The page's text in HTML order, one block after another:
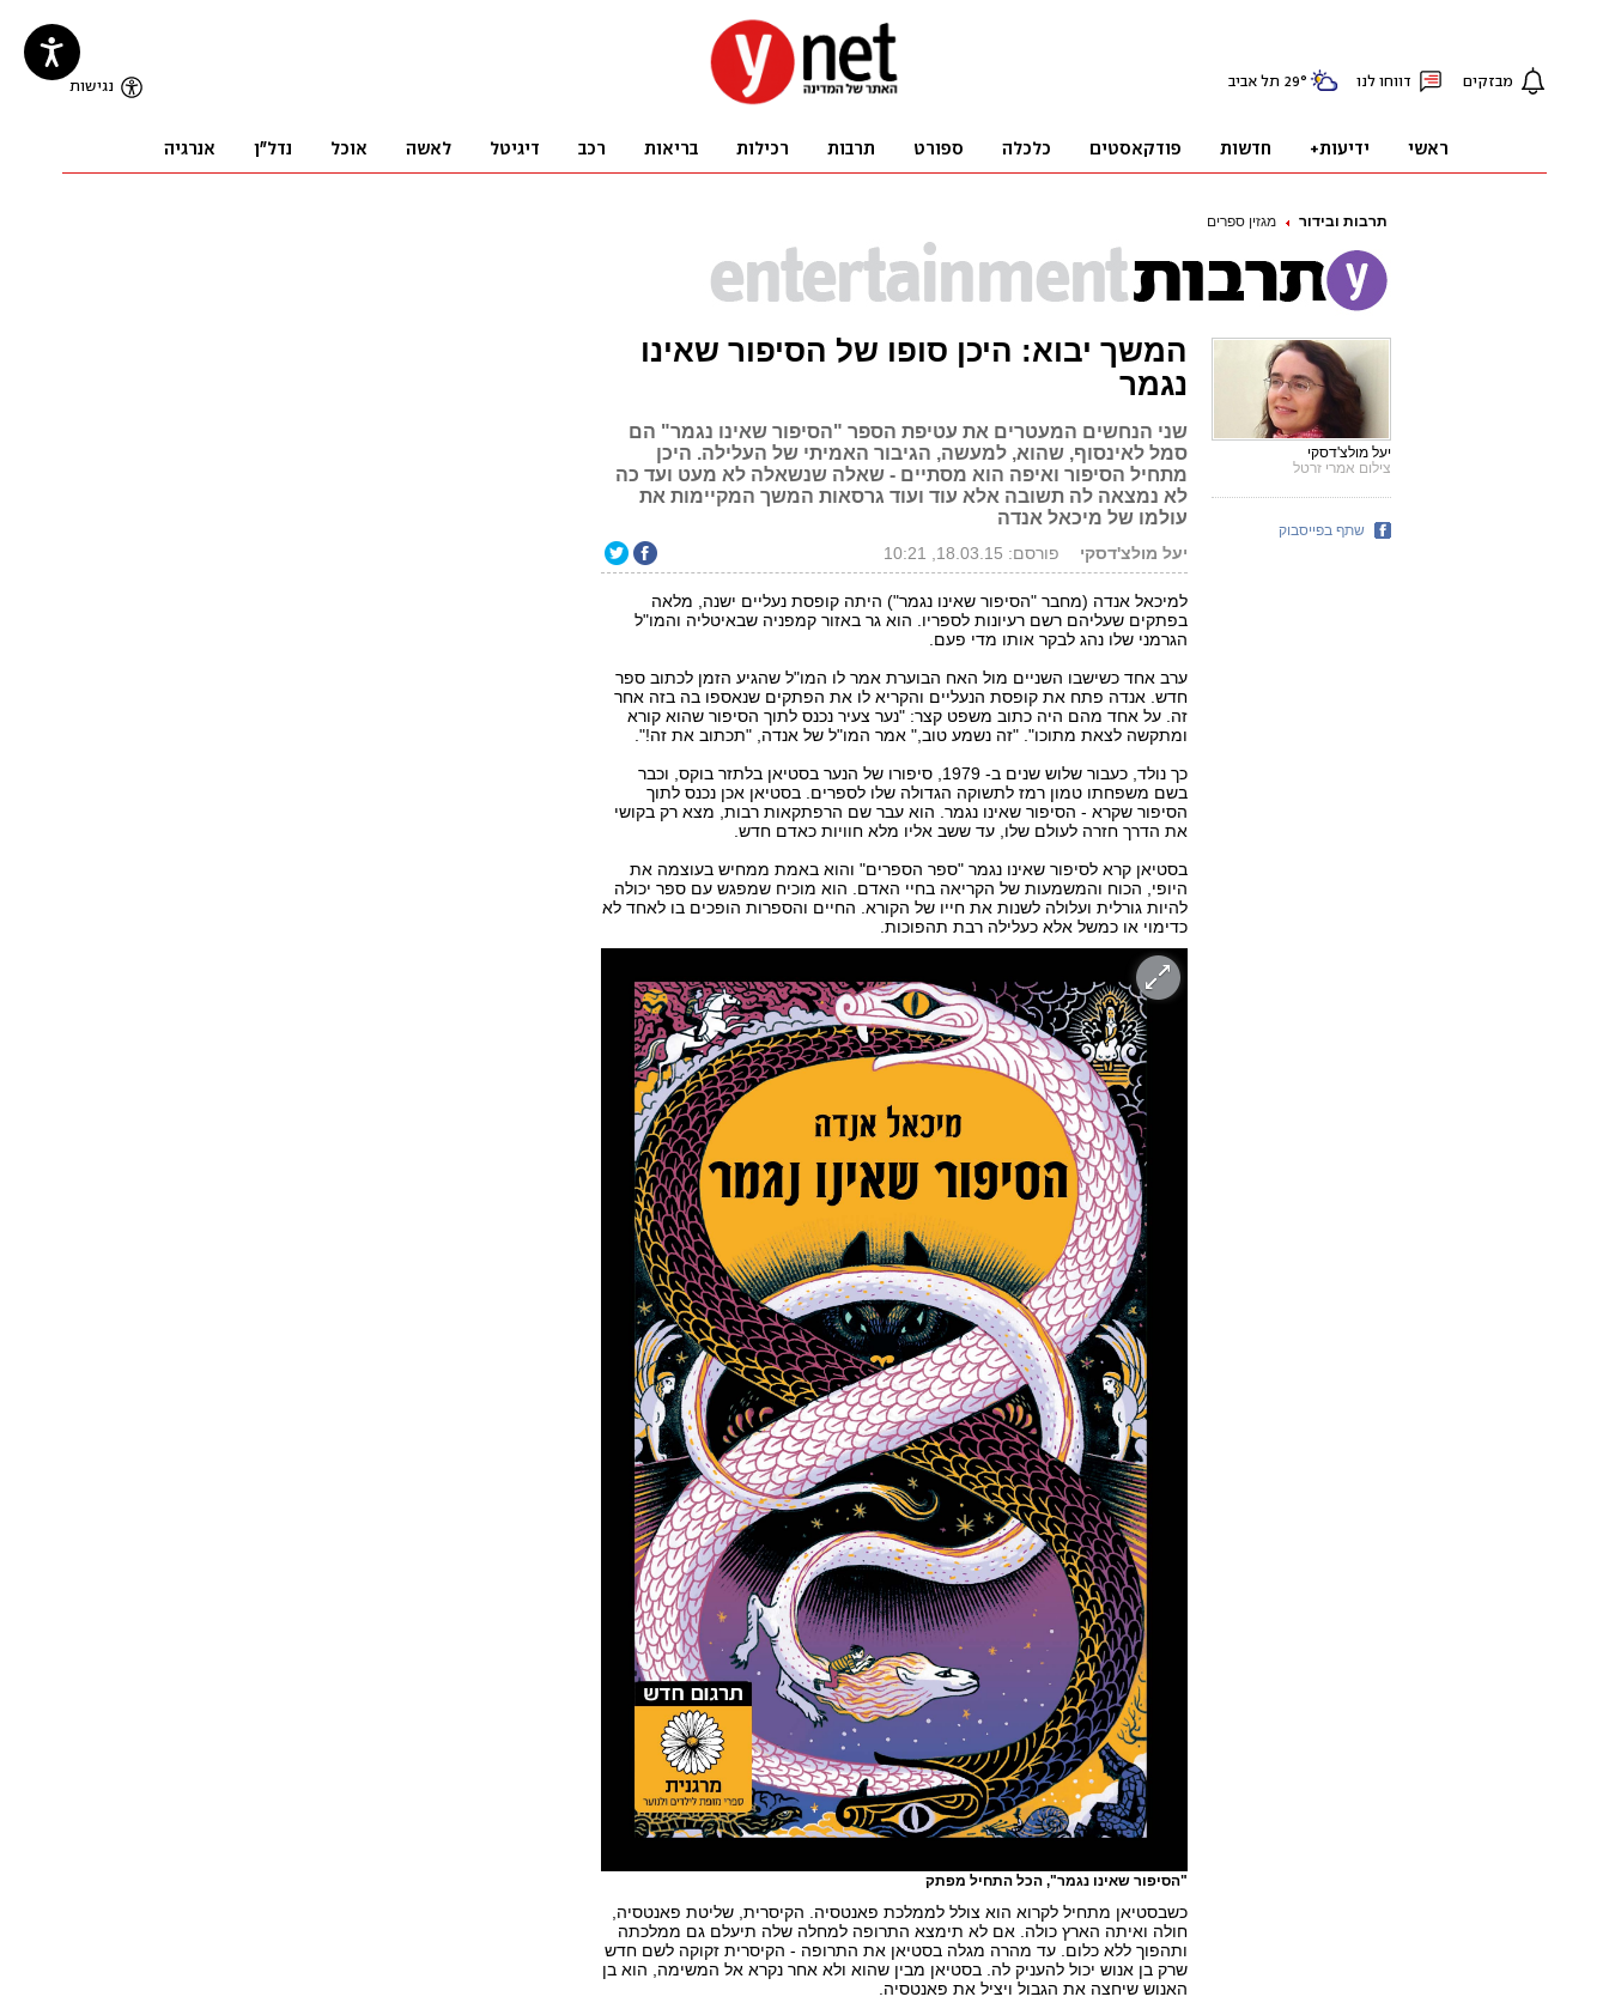
תרבות ובידור מגזין ספרים
המשך יבוא: היכן סופו של הסיפור שאינו
נגמר
שני הנחשים המעטרים את עטיפת הספר "הסיפור שאינו נגמר" הם
סמל לאינסוף, שהוא, למעשה, הגיבור האמיתי של העלילה. היכן
מתחיל הסיפור ואיפה הוא מסתיים - שאלה שנשאלה לא מעט ועד כה
לא נמצאה לה תשובה אלא עוד ועוד גרסאות המשך המקיימות את
עולמו של מיכאל אנדה
יעל מולצ'דסקי פורסם: 18.03.15, 10:21
למיכאל אנדה (מחבר "הסיפור שאינו נגמר") היתה קופסת נעליים ישנה, מלאה
בפתקים שעליהם רשם רעיונות לספריו. הוא גר באזור קמפניה שבאיטליה והמו"ל
הגרמני שלו נהג לבקר אותו מדי פעם.
ערב אחד כשישבו השניים מול האח הבוערת אמר לו המו"ל שהגיע הזמן לכתוב ספר
חדש. אנדה פתח את קופסת הנעליים והקריא לו את הפתקים שנאספו בה בזה אחר
זה. על אחד מהם היה כתוב משפט קצר: "נער צעיר נכנס לתוך הסיפור שהוא קורא
ומתקשה לצאת מתוכו". "זה נשמע טוב," אמר המו"ל של אנדה, "תכתוב את זה!".
כך נולד, כעבור שלוש שנים ב- 1979, סיפורו של הנער בסטיאן בלתזר בוקס, וכבר
בשם משפחתו טמון רמז לתשוקה הגדולה שלו לספרים. בסטיאן אכן נכנס לתוך
הסיפור שקרא - הסיפור שאינו נגמר. הוא עבר שם הרפתקאות רבות, מצא רק בקושי
את הדרך חזרה לעולם שלו, עד ששב אליו מלא חוויות כאדם חדש.
בסטיאן קרא לסיפור שאינו נגמר "ספר הספרים" והוא באמת ממחיש בעוצמה את
היופי, הכוח והמשמעות של הקריאה בחיי האדם. הוא מוכיח שמפגש עם ספר יכולה
להיות גורלית ועלולה לשנות את חייו של הקורא. החיים והספרות הופכים בו לאחד לא
כדימוי או כמשל אלא כעלילה רבת תהפוכות.
"הסיפור שאינו נגמר", הכל התחיל מפתק
כשבסטיאן מתחיל לקרוא הוא צולל לממלכת פאנטסיה. הקיסרית, שליטת פאנטסיה,
חולה ואיתה הארץ כולה. אם לא תימצא התרופה למחלה שלה תיעלם גם ממלכתה
ותהפוך ללא כלום. עד מהרה מגלה בסטיאן את התרופה - הקיסרית זקוקה לשם חדש
שרק בן אנוש יכול להעניק לה. בסטיאן מבין שהוא ולא אחר נקרא אל המשימה, הוא בן
האנוש שיחצה את הגבול ויציל את פאנטסיה.
יעל מולצ'דסקי
צילום אמרי זרטל
שתף בפייסבוק